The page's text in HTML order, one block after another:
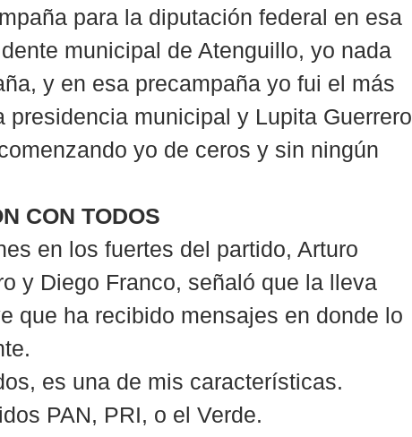
para la diputación federal en esa
municipal de Atenguillo, yo nada
y en esa precampaña yo fui el más
presidencia municipal y Lupita Guerrero
yo de ceros y sin ningún
CON TODOS
en los fuertes del partido, Arturo
y Diego Franco, señaló que la lleva
que ha recibido mensajes en donde lo
es una de mis características.
PAN, PRI, o el Verde.